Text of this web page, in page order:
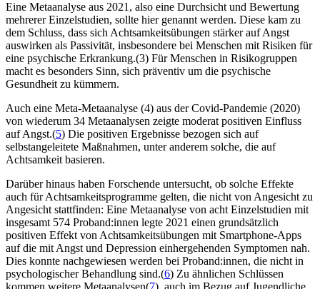
Eine Metaanalyse aus 2021, also eine Durchsicht und Bewertung
mehrerer Einzelstudien, sollte hier genannt werden. Diese kam zu
dem Schluss, dass sich Achtsamkeitsübungen stärker auf Angst
auswirken als Passivität, insbesondere bei Menschen mit Risiken für
eine psychische Erkrankung.(3) Für Menschen in Risikogruppen
macht es besonders Sinn, sich präventiv um die psychische
Gesundheit zu kümmern.
Auch eine Meta-Metaanalyse (4) aus der Covid-Pandemie (2020)
von wiederum 34 Metaanalysen zeigte moderat positiven Einfluss
auf Angst.(5) Die positiven Ergebnisse bezogen sich auf
selbstangeleitete Maßnahmen, unter anderem solche, die auf
Achtsamkeit basieren.
Darüber hinaus haben Forschende untersucht, ob solche Effekte
auch für Achtsamkeitsprogramme gelten, die nicht von Angesicht zu
Angesicht stattfinden: Eine Metaanalyse von acht Einzelstudien mit
insgesamt 574 Proband:innen legte 2021 einen grundsätzlich
positiven Effekt von Achtsamkeitsübungen mit Smartphone-Apps
auf die mit Angst und Depression einhergehenden Symptomen nah.
Dies konnte nachgewiesen werden bei Proband:innen, die nicht in
psychologischer Behandlung sind.(6) Zu ähnlichen Schlüssen